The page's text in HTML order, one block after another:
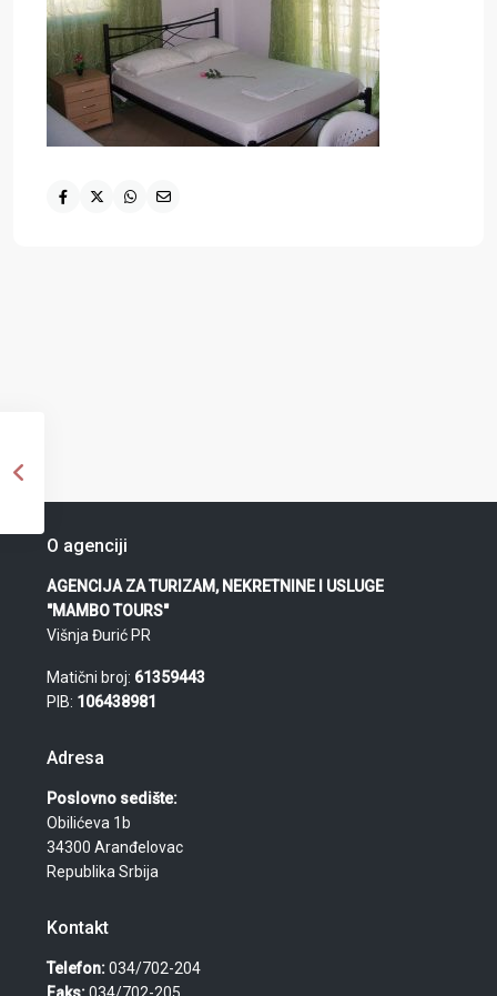
O agenciji
AGENCIJA ZA TURIZAM, NEKRETNINE I USLUGE
"MAMBO TOURS"
Višnja Đurić PR
Matični broj: 61359443
PIB: 106438981
Adresa
Poslovno sedište:
Obilićeva 1b
34300 Aranđelovac
Republika Srbija
Kontakt
Telefon:034/702-204